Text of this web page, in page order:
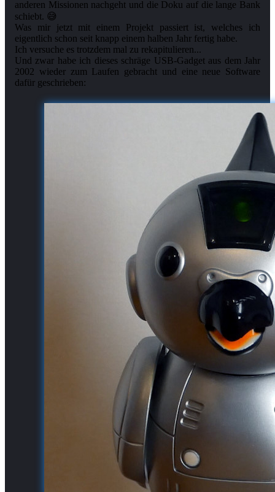
anderen Missionen nachgeht und die Doku auf die lange Bank
schiebt. 😅
Was mir jetzt mit einem Projekt passiert ist, welches ich
eigentlich schon seit knapp einem halben Jahr fertig habe.
Ich versuche es trotzdem mal zu rekapitulieren...
Und zwar habe ich dieses schräge USB-Gadget aus dem Jahr
2002 wieder zum Laufen gebracht und eine neue Software